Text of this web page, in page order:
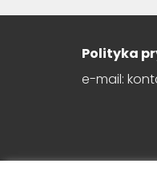
Polityka
e-mail: